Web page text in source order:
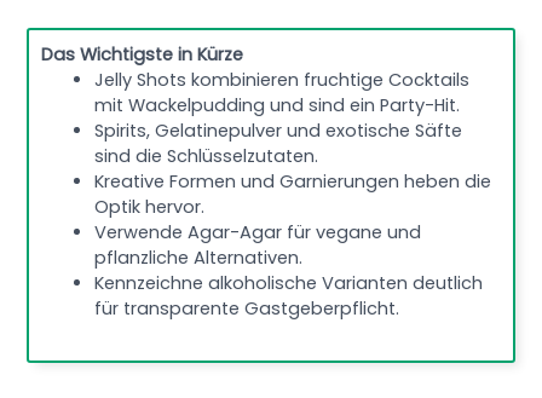
Das Wichtigste in Kürze
Jelly Shots kombinieren fruchtige Cocktails
mit Wackelpudding und sind ein Party-Hit.
Spirits, Gelatinepulver und exotische Säfte
sind die Schlüsselzutaten.
Kreative Formen und Garnierungen heben die
Optik hervor.
Verwende Agar-Agar für vegane und
pflanzliche Alternativen.
Kennzeichne alkoholische Varianten deutlich
für transparente Gastgeberpflicht.